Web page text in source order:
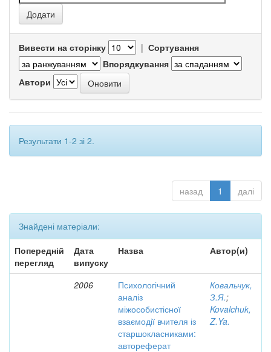
Вивести на сторінку | Сортування
Впорядкування
Автори
Результати 1-2 зі 2.
назад 1 далі
Знайдені матеріали:
Попередній
перегляд
Дата
випуску
Назва Автор(и)
2006
Психологічний
аналіз
міжособистісної
взаємодії вчителя із
старшокласниками:
автореферат
Ковальчук,
З.Я.;
Kovalchuk,
Z.Ya.